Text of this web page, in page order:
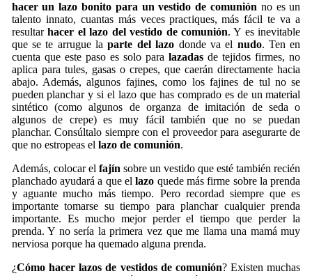
hacer un lazo bonito para un vestido de comunión no es un
talento innato, cuantas más veces practiques, más fácil te va a
resultarhacer el lazo del vestido de comunión. Y es inevitable
que se te arrugue laparte del lazo donde va el nudo. Ten en
cuenta que este paso es solo paralazadas de tejidos firmes, no
aplica para tules, gasas o crepes, que caerán directamente hacia
abajo. Además, algunos fajines, como los fajines de tul no se
pueden planchar y si el lazo que has comprado es de un material
sintético (como algunos de organza de imitación de seda o
algunos de crepe) es muy fácil también que no se puedan
planchar. Consúltalo siempre con el proveedor para asegurarte de
que no estropeas el lazo de comunión.
Además, colocar el fajín sobre un vestido que esté también recién
planchado ayudará a que ellazo quede más firme sobre la prenda
y aguante mucho más tiempo. Pero recordad siempre que es
importante tomarse su tiempo para planchar cualquier prenda
importante. Es mucho mejor perder el tiempo que perder la
prenda. Y no sería la primera vez que me llama una mamá muy
nerviosa porque ha quemado alguna prenda.
¿Cómo hacer lazos de vestidos de comunión? Existen muchas